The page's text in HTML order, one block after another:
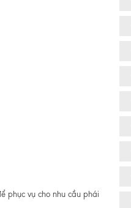
phục vụ cho nhu cầu phái